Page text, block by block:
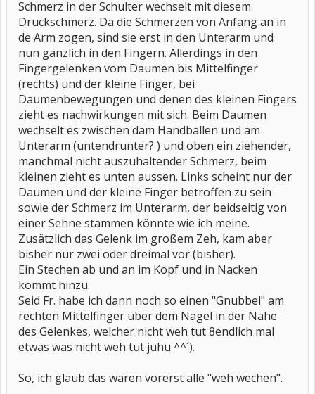
Schmerz in der Schulter wechselt mit diesem
Druckschmerz. Da die Schmerzen von Anfang an in
de Arm zogen, sind sie erst in den Unterarm und
nun gänzlich in den Fingern. Allerdings in den
Fingergelenken vom Daumen bis Mittelfinger
(rechts) und der kleine Finger, bei
Daumenbewegungen und denen des kleinen Fingers
zieht es nachwirkungen mit sich. Beim Daumen
wechselt es zwischen dam Handballen und am
Unterarm (untendrunter? ) und oben ein ziehender,
manchmal nicht auszuhaltender Schmerz, beim
kleinen zieht es unten aussen. Links scheint nur der
Daumen und der kleine Finger betroffen zu sein
sowie der Schmerz im Unterarm, der beidseitig von
einer Sehne stammen könnte wie ich meine.
Zusätzlich das Gelenk im großem Zeh, kam aber
bisher nur zwei oder dreimal vor (bisher).
Ein Stechen ab und an im Kopf und in Nacken
kommt hinzu.
Seid Fr. habe ich dann noch so einen "Gnubbel" am
rechten Mittelfinger über dem Nagel in der Nähe
des Gelenkes, welcher nicht weh tut 8endlich mal
etwas was nicht weh tut juhu ^^´).
So, ich glaub das waren vorerst alle "weh wechen".